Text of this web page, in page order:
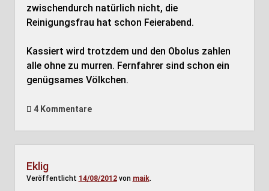
zwischendurch natürlich nicht, die
Reinigungsfrau hat schon Feierabend.
Kassiert wird trotzdem und den Obolus zahlen
alle ohne zu murren. Fernfahrer sind schon ein
genügsames Völkchen.
4 Kommentare
Eklig
Veröffentlicht 14/08/2012von maik.